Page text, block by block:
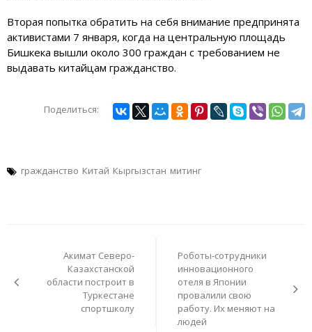
Вторая попытка обратить на себя внимание предпринята
активистами 7 января, когда на центральную площадь
Бишкека вышли около 300 граждан с требованием не
выдавать китайцам гражданство.
Поделиться:
гражданство Китай Кыргызстан митинг
Акимат Северо-
Казахстанской
области построит в
Туркестане
спортшколу
Роботы-сотрудники
инновационного
отеля в Японии
провалили свою
работу. Их меняют на
людей